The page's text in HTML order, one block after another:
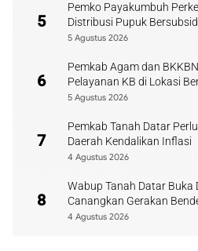
5
Pemko Payakumbuh
Distribusi Pupuk
5 Agustus 2026
6
Pemkab Agam dan
Pelayanan KB di Lokasi
5 Agustus 2026
7
Pemkab Tanah Datar
Daerah Kendalikan Inflasi
4 Agustus 2026
8
Wabup Tanah Datar Buka
Canangkan Gerakan
4 Agustus 2026